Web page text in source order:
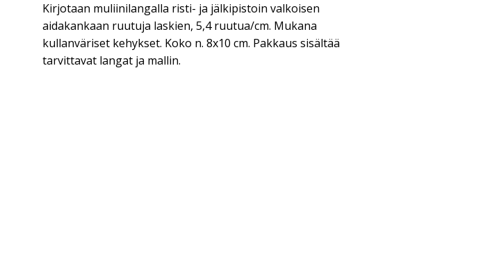
Kirjotaan muliinilangalla risti- ja jälkipistoin valkoisen
aidakankaan ruutuja laskien, 5,4 ruutua/cm. Mukana
kullanväriset kehykset. Koko n. 8x10 cm. Pakkaus sisältää
tarvittavat langat ja mallin.